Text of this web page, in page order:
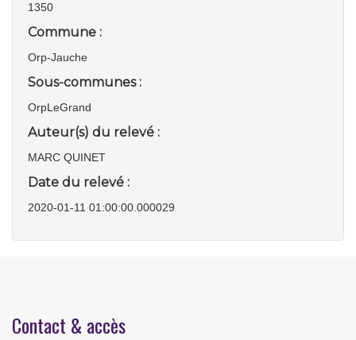
1350
Commune :
Orp-Jauche
Sous-communes :
OrpLeGrand
Auteur(s) du relevé :
MARC QUINET
Date du relevé :
2020-01-11 01:00:00.000029
Contact & accès